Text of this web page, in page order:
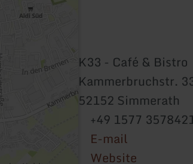
K33 - Café & Bistro
Kammerbruchstr.
52152 Simmerath
+49 1577
E-mail
Website